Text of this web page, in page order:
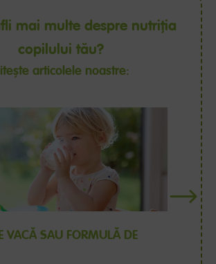
mai multe despre nutriția
copilului tău?
articolele noastre:
VACĂ SAU FORMULĂ DE